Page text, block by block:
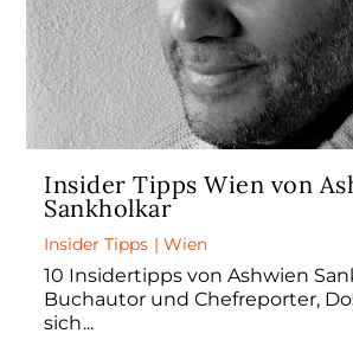
Insider Tipps Wien von
Sankholkar
Insider Tipps |Wien
10 Insidertipps von Ashwien
Buchautor und Chefreporter,
sich